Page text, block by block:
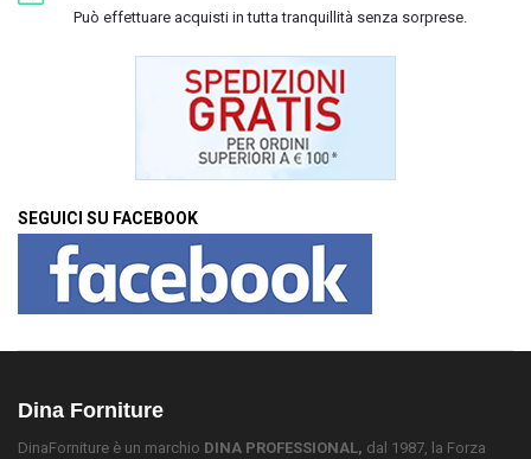
Può effettuare acquisti in tutta tranquillità senza sorprese.
SEGUICI SU FACEBOOK
Dina Forniture
DinaForniture è un marchio DINA PROFESSIONAL, dal 1987, la Forza